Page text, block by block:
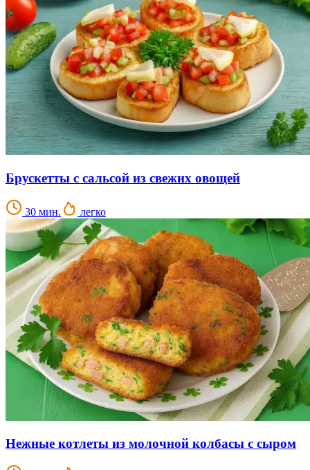
Брускетты с сальсой из свежих овощей
30 мин. легко
Нежные котлеты из молочной колбасы с сыром